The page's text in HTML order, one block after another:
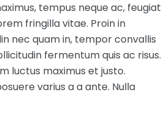
tempus neque ac, feugiat
fringilla vitae. Proin in
nec quam in, tempor convallis
fermentum quis ac risus.
luctus maximus et justo.
varius a a ante. Nulla